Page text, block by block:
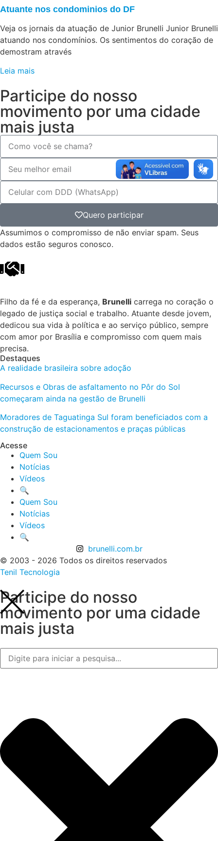
Atuante nos condominios do DF
Veja os jornais da atuação de Junior Brunelli Junior Brunelli
atuando nos condomínios. Os sentimentos do coração de
demostram através
Leia mais
Participe do nosso
movimento por uma cidade
mais justa
Quero participar
Assumimos o compromisso de não enviar spam. Seus
dados estão seguros conosco.
Filho da fé e da esperança, Brunelli carrega no coração o
legado de justiça social e trabalho. Atuante desde jovem,
dedicou sua vida à política e ao serviço público, sempre
com amor por Brasília e compromisso com quem mais
precisa.
Destaques
A realidade brasileira sobre adoção
Recursos e Obras de asfaltamento no Pôr do Sol
começaram ainda na gestão de Brunelli
Moradores de Taguatinga Sul foram beneficiados com a
construção de estacionamentos e praças públicas
Acesse
Quem Sou
Notícias
Vídeos
🔍
Quem Sou
Notícias
Vídeos
🔍
brunelli.com.br
© 2003 - 2026 Todos os direitos reservados
Tenil Tecnologia
Participe do nosso
movimento por uma cidade
mais justa